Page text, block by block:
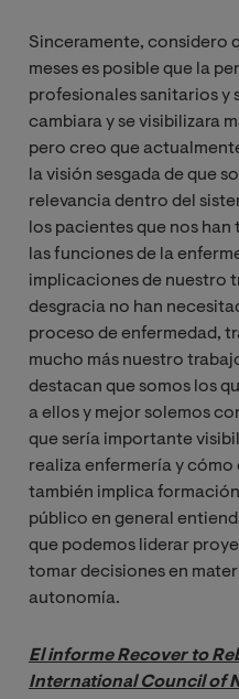
Sinceramente, considero
meses es posible que la
profesionales sanitarios y
cambiara y se visibilizara
pero creo que
la visión sesgada de que
relevancia dentro del
los pacientes que nos
las funciones de la
implicaciones de nuestro
desgracia no han
proceso de enfermedad,
mucho más nuestro
destacan que somos los
a ellos y mejor solemos
que sería importante
realiza enfermería y
también implica
público en general
que podemos liderar
tomar decisiones en
autonomía.
El informe Recover to
International Council of